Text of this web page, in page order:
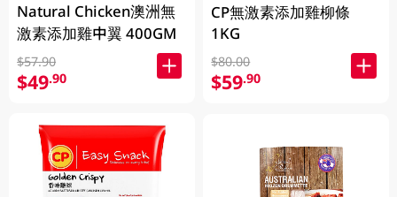
Natural Chicken澳洲無
激素添加雞中翼 400GM
$57.90
$49.90
CP無激素添加雞柳條
1KG
$80.00
$59.90